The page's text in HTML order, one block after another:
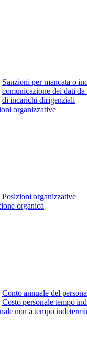
Sanzioni per mancata o
comunicazione dei dati
di incarichi dirigenziali
organizzative
Posizioni organizzative
organica
Conto annuale del
Costo personale tempo
non a tempo